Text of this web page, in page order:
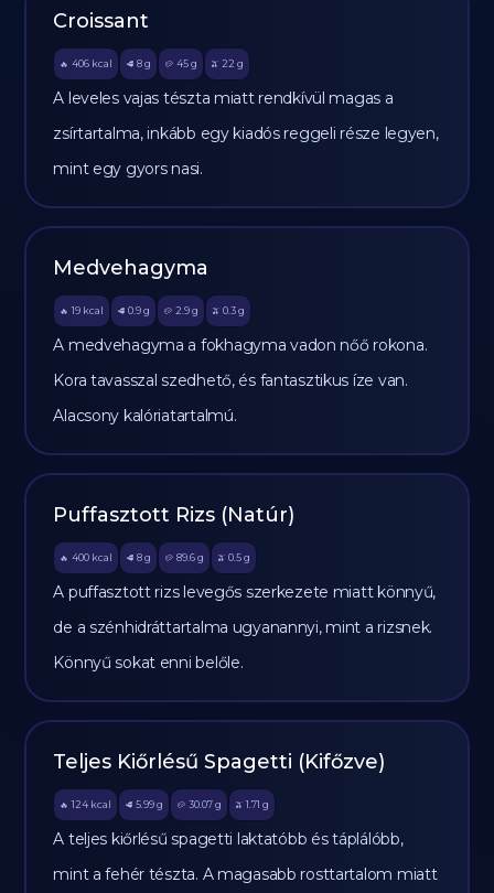
Croissant
🔥 406 kcal 🥩 8 g 🥔 45g 🫒 22 g
A leveles vajas tészta miatt rendkívül magas a
zsírtartalma, inkább egy kiadós reggeli része legyen,
mint egy gyors nasi.
Medvehagyma
🔥 19 kcal 🥩 0.9 g 🥔 2.9g 🫒 0.3 g
A medvehagyma a fokhagyma vadon nőő rokona.
Kora tavasszal szedhető, és fantasztikus íze van.
Alacsony kalóriatartalmú.
Puffasztott Rizs (Natúr)
🔥 400 kcal 🥩 8 g 🥔 89.6g 🫒 0.5 g
A puffasztott rizs levegős szerkezete miatt könnyű,
de a szénhidráttartalma ugyanannyi, mint a rizsnek.
Könnyű sokat enni belőle.
Teljes Kiőrlésű Spagetti (Kifőzve)
🔥 124 kcal 🥩 5.99 g 🥔 30.07g 🫒 1.71 g
A teljes kiőrlésű spagetti laktatóbb és táplálóbb,
mint a fehér tészta. A magasabb rosttartalom miatt